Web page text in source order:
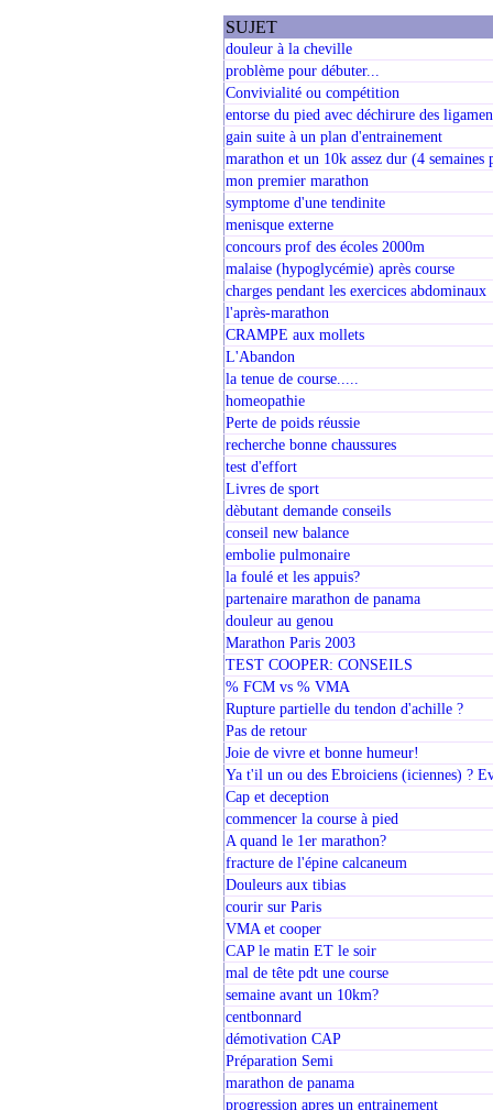
SUJET
douleur à la cheville
problème pour débuter...
Convivialité ou compétition
entorse du pied avec déchirure des
gain suite à un plan d'entrainement
marathon et un 10k assez dur (4 semaines
mon premier marathon
symptome d'une tendinite
menisque externe
concours prof des écoles 2000m
malaise (hypoglycémie) après course
charges pendant les exercices abdominaux
l'après-marathon
CRAMPE aux mollets
L'Abandon
la tenue de course.....
homeopathie
Perte de poids réussie
recherche bonne chaussures
test d'effort
Livres de sport
dèbutant demande conseils
conseil new balance
embolie pulmonaire
la foulé et les appuis?
partenaire marathon de panama
douleur au genou
Marathon Paris 2003
TEST COOPER: CONSEILS
% FCM vs % VMA
Rupture partielle du tendon d'achille ?
Pas de retour
Joie de vivre et bonne humeur!
Ya t'il un ou des Ebroiciens (iciennes) ?
Cap et deception
commencer la course à pied
A quand le 1er marathon?
fracture de l'épine calcaneum
Douleurs aux tibias
courir sur Paris
VMA et cooper
CAP le matin ET le soir
mal de tête pdt une course
semaine avant un 10km?
centbonnard
démotivation CAP
Préparation Semi
marathon de panama
progression apres un entrainement